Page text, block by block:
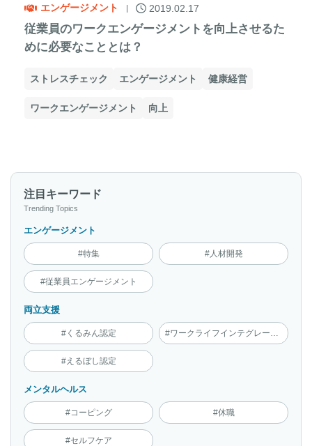
エンゲージメント 2019.02.17
従業員のワークエンゲージメントを向上させるた
めに必要なこととは？
ストレスチェック エンゲージメント 健康経営
ワークエンゲージメント 向上
注目キーワード
Trending Topics
エンゲージメント
#特集 #人材開発
#従業員エンゲージメント
両立支援
#くるみん認定 #ワークライフインテグレーション
#えるぼし認定
メンタルヘルス
#コーピング #休職
#セルフケア